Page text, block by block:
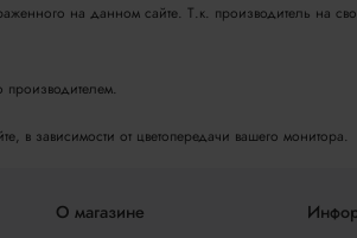
на данном сайте. Т.к. производитель на
производителем.
в зависимости от цветопередачи вашего монитора.
О магазине